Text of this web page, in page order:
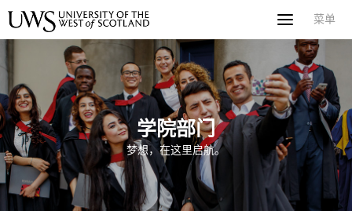
菜单
菜单
简体中文
关于西苏格兰大学
学院部门
梦想，在这里启航。